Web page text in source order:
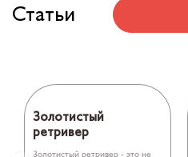
Статьи
Золотистый
ретривер
Золотистый ретривер - это не